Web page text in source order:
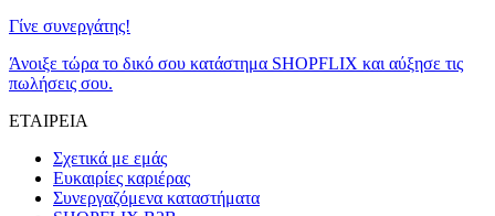
Γίνε συνεργάτης!
Άνοιξε τώρα το δικό σου κατάστημα SHOPFLIX και αύξησε τις
πωλήσεις σου.
ΕΤΑΙΡΕΙΑ
Σχετικά με εμάς
Ευκαιρίες καριέρας
Συνεργαζόμενα καταστήματα